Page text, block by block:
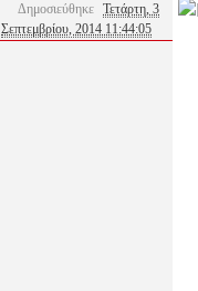
Δημοσιεύθηκε Τετάρτη, 3
Σεπτεμβρίου, 2014 11:44:05